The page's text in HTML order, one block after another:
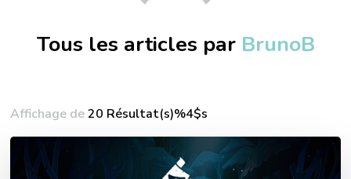
Tous les articles par BrunoB
Affichage de20 Résultat(s)%4$s